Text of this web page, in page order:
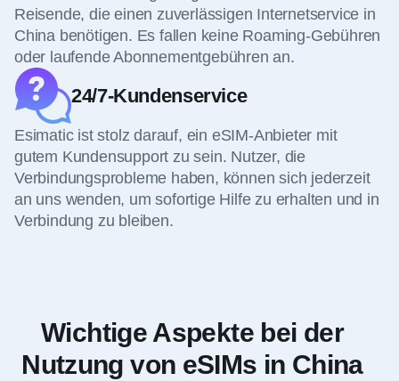
Reisende, die einen zuverlässigen Internetservice in
China benötigen. Es fallen keine Roaming-Gebühren
oder laufende Abonnementgebühren an.
24/7-Kundenservice
Esimatic ist stolz darauf, ein eSIM-Anbieter mit
gutem Kundensupport zu sein. Nutzer, die
Verbindungsprobleme haben, können sich jederzeit
an uns wenden, um sofortige Hilfe zu erhalten und in
Verbindung zu bleiben.
Wichtige Aspekte bei der
Nutzung von eSIMs in China